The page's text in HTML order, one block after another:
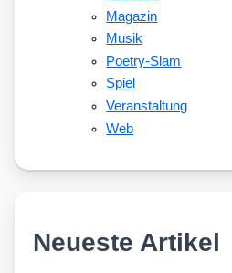
Magazin
Musik
Poetry-Slam
Spiel
Veranstaltung
Web
Neueste Artikel